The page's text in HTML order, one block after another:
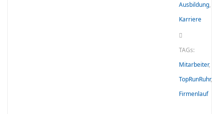
Ausbildung,
Karriere
TAGs:
Mitarbeiter,
TopRunRuhr,
Firmenlauf